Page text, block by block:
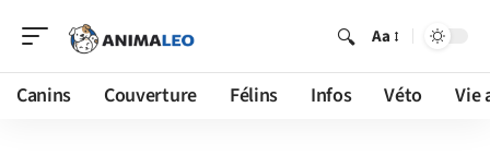
Aa
Canins Couverture Félins Infos Véto Vie